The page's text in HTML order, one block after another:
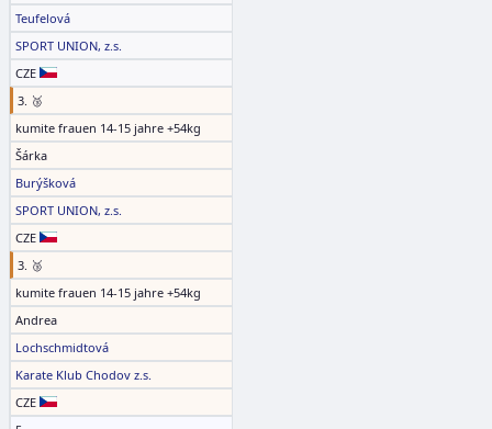
Teufelová
SPORT UNION, z.s.
CZE
3. 🥉
kumite frauen 14-15 jahre +54kg
Šárka
Burýšková
SPORT UNION, z.s.
CZE
3. 🥉
kumite frauen 14-15 jahre +54kg
Andrea
Lochschmidtová
Karate Klub Chodov z.s.
CZE